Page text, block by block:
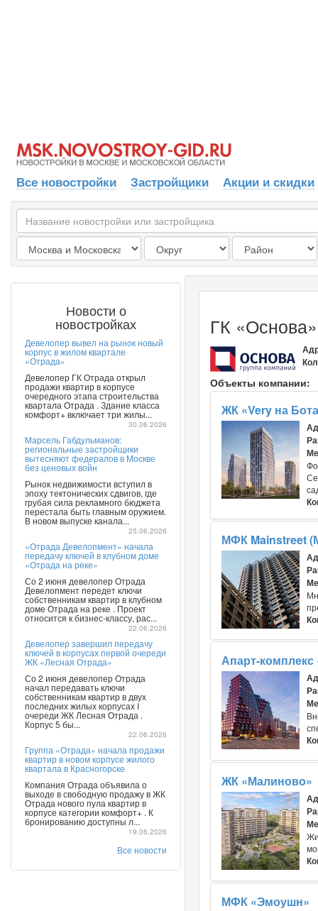
Все новостройки Застройщики Акции и скидки
Новости о
новостройках
Девелопер вывел на рынок новый
корпус в жилом квартале
«Отрада»
Девелопер ГК Отрада открыл
продажи квартир в корпусе
очередного этапа строительства
квартала Отрада . Здание класса
комфорт+ включает три жилы...
30.06.2026
Марсель Габдульманов:
региональные застройщики
вытесняют федералов в Москве
без ценовых войн
Рынок недвижимости вступил в
эпоху тектонических сдвигов, где
грубая сила рекламного бюджета
перестала быть главным оружием.
В новом выпуске канала...
25.06.2026
«Отрада Девелопмент» начала
передачу ключей в клубном доме
«Отрада на реке»
Со 2 июня девелопер Отрада
Девелопмент передет ключи
собственникам квартир в клубном
доме Отрада на реке . Проект
относится к бизнес-классу, рас...
22.06.2026
Девелопер завершил передачу
ключей в корпусах первой очереди
ЖК «Лесная Отрада»
Со 2 июня девелопер Отрада
начал передавать ключи
собственникам квартир в двух
последних жилых корпусах I
очереди ЖК Лесная Отрада .
Корпус 5 бы...
22.06.2026
Группа «Отрада» начала продажи
квартир в новом корпусе жилого
квартала в Красногорске
Компания Отрада объявила о
выходе в свободную продажу в ЖК
Отрада нового пула квартир в
корпусе категории комфорт+ . К
бронированию доступны л...
19.06.2026
Все новости
ГК «Основа»
Объекты компании:
ЖК «Very на
МФК Mainstreet
Апарт-комплекс
ЖК «Малиново»
МФК «Эмоушн»